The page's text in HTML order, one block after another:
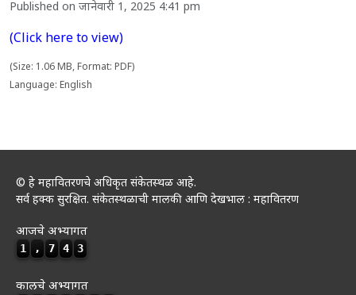
Published on जानेवारी 1, 2025 4:41 pm
(Click here to view)
(Size: 1.06 MB, Format: PDF)
Language: English
© हे महावितरणचे अधिकृत संकेतस्थळ आहे.
सर्व हक्क सुरक्षित. संकेतस्थळाची मालकी आणि देखभाल : महावितरण
आजचे अभ्यागत
1 , 7 4 3
कालचे अभ्यागत